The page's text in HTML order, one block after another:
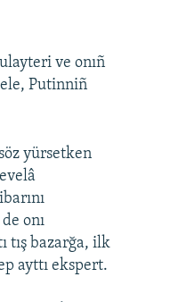
ve onıñ
Putinniñ
yürsetken
onı
tış bazarğa, ilk
ayttı ekspert.